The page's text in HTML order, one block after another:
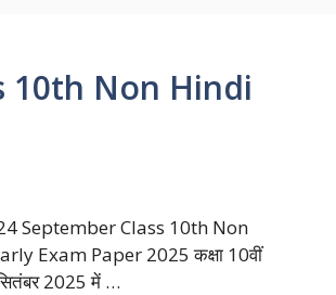
10th Non Hindi
September Class 10th Non
Exam Paper 2025 कक्षा 10वीं
सितंबर 2025 में …